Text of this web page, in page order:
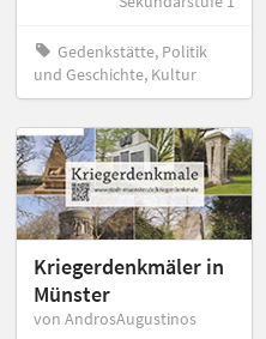
Gedenkstätte, Politik
und Geschichte, Kultur
Kriegerdenkmäler in
Münster
von AndrosAugustinos